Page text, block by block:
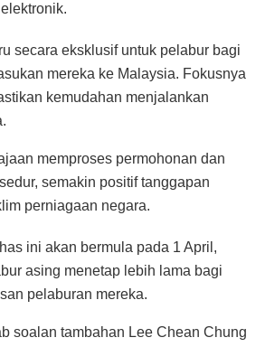
secara eksklusif untuk pelabur bagi
mereka ke Malaysia. Fokusnya
kemudahan menjalankan
memproses permohonan dan
semakin positif tanggapan
perniagaan negara.
ini akan bermula pada 1 April,
asing menetap lebih lama bagi
pelaburan mereka.
soalan tambahan Lee Chean Chung